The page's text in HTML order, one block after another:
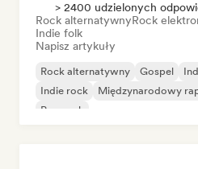
> 2400 udzielonych
Rock alternatywnyRock
Indie folk
Napisz artykuły
Rock alternatywny Gospel
Indie rock
Międzynarodowy
Pop rock